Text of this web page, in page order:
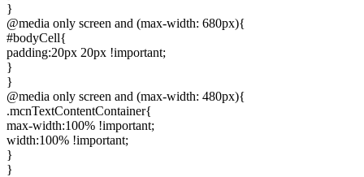
}
@media only screen and (max-width: 680px){
#bodyCell{
padding:20px 20px !important;
}
}
@media only screen and (max-width: 480px){
.mcnTextContentContainer{
max-width:100% !important;
width:100% !important;
}
}